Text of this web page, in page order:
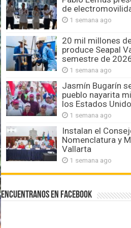
de
1 semana ago
20 mil millones
produce Seapal
semestre de
1 semana ago
Jasmín Bugarín
pueblo nayarita
los Estados
1 semana ago
Instalan el
Nomenclatura y
Vallarta
1 semana ago
Encuentranos en Facebook